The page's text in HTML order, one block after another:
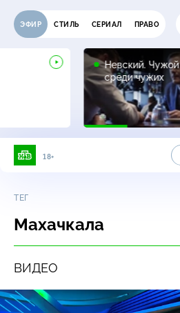
ЭФИР СТИЛЬ СЕРИАЛ ПРАВО
Невский. Чужой
среди чужих
18+
ТЕГ
Махачкала
ВИДЕО